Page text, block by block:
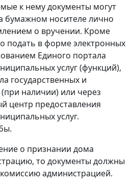
к нему документы могут
бумажном носителе лично
о вручении. Кроме
подать в форме электронных
Единого портала
услуг (функций),
государственных и
наличии) или через
центр предоставления
услуг.
о признании дома
то документы должны
администрацией.